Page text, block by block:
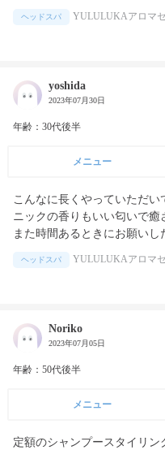
ヘッドスパ YULULUKAアロマ
yoshida
2023年07月30日
年齢：30代後半
メニュー
こんなに長くやっていただ
ニックの香りもいい匂いで癒
また時間あるときにお願いし
ヘッドスパ YULULUKAアロマ
Noriko
2023年07月05日
年齢：50代後半
メニュー
定額のシャンプースタイリ